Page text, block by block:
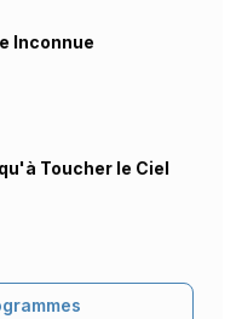
Inconnue
Toucher le Ciel